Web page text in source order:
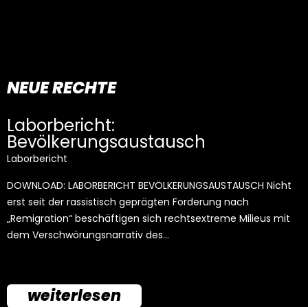
NEUE RECHTE
Laborbericht:
Bevölkerungsaustausch
Laborbericht
DOWNLOAD: LABORBERICHT BEVÖLKERUNGSAUSTAUSCH Nicht
erst seit der rassistisch geprägten Forderung nach
„Remigration“ beschäftigen sich rechtsextreme Milieus mit
dem Verschwörungsnarrativ des…
weiterlesen